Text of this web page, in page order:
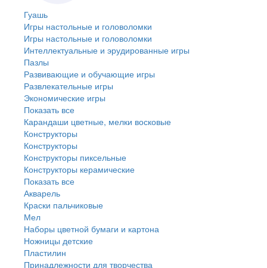
Гуашь
Игры настольные и головоломки
Игры настольные и головоломки
Интеллектуальные и эрудированные игры
Пазлы
Развивающие и обучающие игры
Развлекательные игры
Экономические игры
Показать все
Карандаши цветные, мелки восковые
Конструкторы
Конструкторы
Конструкторы пиксельные
Конструкторы керамические
Показать все
Акварель
Краски пальчиковые
Мел
Наборы цветной бумаги и картона
Ножницы детские
Пластилин
Принадлежности для творчества